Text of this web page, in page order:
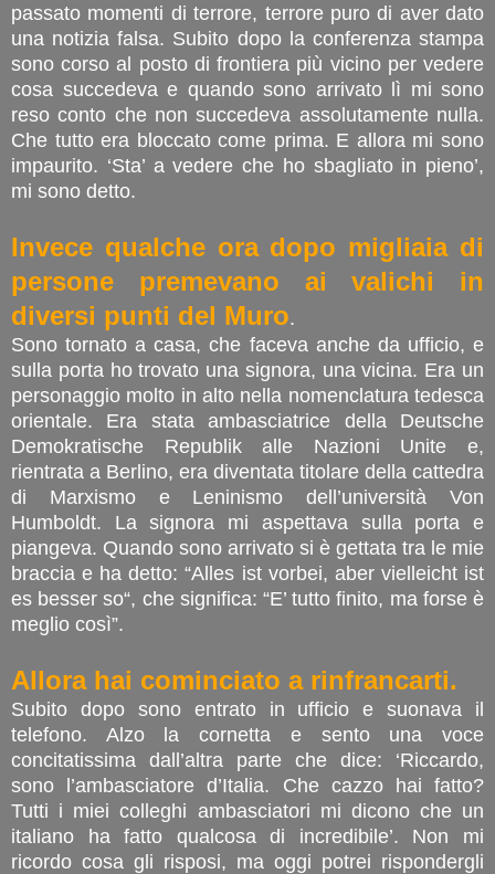
passato momenti di terrore, terrore puro di aver dato
una notizia falsa. Subito dopo la conferenza stampa
sono corso al posto di frontiera più vicino per vedere
cosa succedeva e quando sono arrivato lì mi sono
reso conto che non succedeva assolutamente nulla.
Che tutto era bloccato come prima. E allora mi sono
impaurito. ‘Sta’ a vedere che ho sbagliato in pieno’,
mi sono detto.
Invece qualche ora dopo migliaia di
persone premevano ai valichi in
diversi punti del Muro.
Sono tornato a casa, che faceva anche da ufficio, e
sulla porta ho trovato una signora, una vicina. Era un
personaggio molto in alto nella nomenclatura tedesca
orientale. Era stata ambasciatrice della Deutsche
Demokratische Republik alle Nazioni Unite e,
rientrata a Berlino, era diventata titolare della cattedra
di Marxismo e Leninismo dell’università Von
Humboldt. La signora mi aspettava sulla porta e
piangeva. Quando sono arrivato si è gettata tra le mie
braccia e ha detto: “Alles ist vorbei, aber vielleicht ist
es besser so“, che significa: “E’ tutto finito, ma forse è
meglio così”.
Allora hai cominciato a rinfrancarti.
Subito dopo sono entrato in ufficio e suonava il
telefono. Alzo la cornetta e sento una voce
concitatissima dall’altra parte che dice: ‘Riccardo,
sono l’ambasciatore d’Italia. Che cazzo hai fatto?
Tutti i miei colleghi ambasciatori mi dicono che un
italiano ha fatto qualcosa di incredibile’. Non mi
ricordo cosa gli risposi, ma oggi potrei rispondergli